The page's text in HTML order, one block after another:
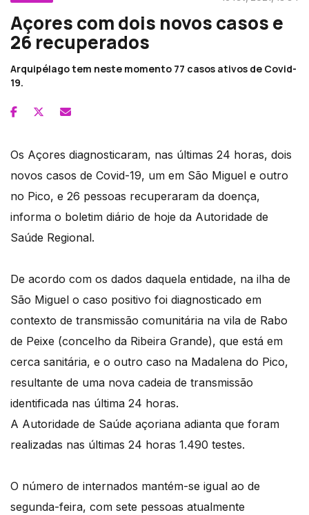
Açores com dois novos casos e
26 recuperados
Arquipélago tem neste momento 77 casos ativos de Covid-
19.
Os Açores diagnosticaram, nas últimas 24 horas, dois
novos casos de Covid-19, um em São Miguel e outro
no Pico, e 26 pessoas recuperaram da doença,
informa o boletim diário de hoje da Autoridade de
Saúde Regional.
De acordo com os dados daquela entidade, na ilha de
São Miguel o caso positivo foi diagnosticado em
contexto de transmissão comunitária na vila de Rabo
de Peixe (concelho da Ribeira Grande), que está em
cerca sanitária, e o outro caso na Madalena do Pico,
resultante de uma nova cadeia de transmissão
identificada nas última 24 horas.
A Autoridade de Saúde açoriana adianta que foram
realizadas nas últimas 24 horas 1.490 testes.
O número de internados mantém-se igual ao de
segunda-feira, com sete pessoas atualmente